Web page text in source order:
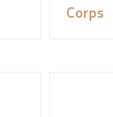
Corps